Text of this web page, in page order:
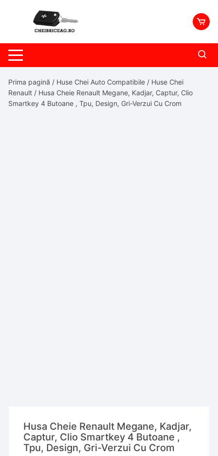
Prima pagină / Huse Chei Auto Compatibile / Huse Chei
Renault / Husa Cheie Renault Megane, Kadjar, Captur, Clio
Smartkey 4 Butoane , Tpu, Design, Gri-Verzui Cu Crom
Husa Cheie Renault Megane, Kadjar,
Captur, Clio Smartkey 4 Butoane ,
Tpu, Design, Gri-Verzui Cu Crom